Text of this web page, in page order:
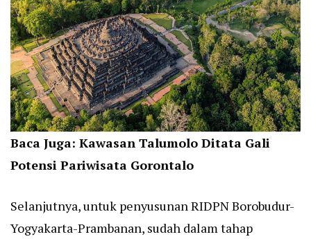
Baca Juga: Kawasan Talumolo Ditata Gali
Potensi Pariwisata Gorontalo
Selanjutnya, untuk penyusunan RIDPN Borobudur-
Yogyakarta-Prambanan, sudah dalam tahap